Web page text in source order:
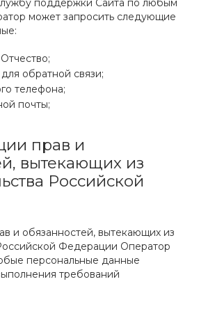
поддержки Сайта по любым
может запросить следующие
обратной связи;
телефона;
почты;
прав и
вытекающих из
Российской
и обязанностей, вытекающих из
Федерации Оператор
персональные данные
требований